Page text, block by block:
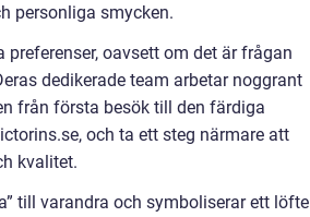
personliga smycken.
oavsett om det är frågan
dedikerade team arbetar noggrant
från första besök till den färdiga
och ta ett steg närmare att
kvalitet.
till varandra och symboliserar ett löfte